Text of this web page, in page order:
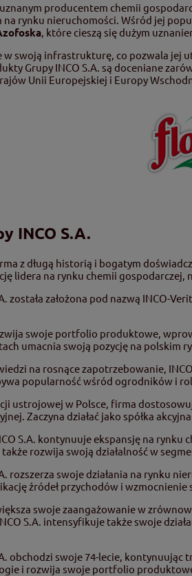
uznanym producentem chemii
na rynku nieruchomości. Wśród jej
, które cieszą się dużym
w swoją infrastrukturę, co pozwala jej
Grupy INCO S.A. są doceniane
Unii Europejskiej i Europy
INCO S.A.
z długą historią i bogatym
lidera na rynku chemii
została założona pod nazwą INCO-
swoje portfolio produktowe,
umacnia swoją pozycję na polskim
na rosnące zapotrzebowanie,
popularność wśród ogrodników i
ustrojowej w Polsce, firma
Zaczyna działać jako spółka
S.A. kontynuuje ekspansję na
rozwija swoją działalność w
rozszerza swoje działania na rynku
źródeł przychodów i
swoje zaangażowanie w
S.A. intensyfikuje także swoje
obchodzi swoje 74-lecie,
i rozwija swoje portfolio